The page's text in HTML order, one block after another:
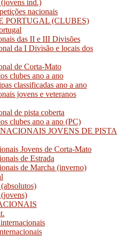
ind.)
nacionais
PORTUGAL (CLUBES)
das II e III Divisões
da I Divisão e locais dos
de Corta-Mato
clubes ano a ano
classificadas ano a ano
jovens e veteranos
de pista coberta
clubes ano a ano (PC)
JOVENS DE PISTA
Jovens de Corta-Mato
de Estrada
de Marcha (inverno)